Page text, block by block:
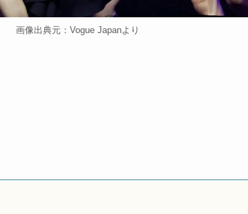
画像出典元：Vogue Japanより